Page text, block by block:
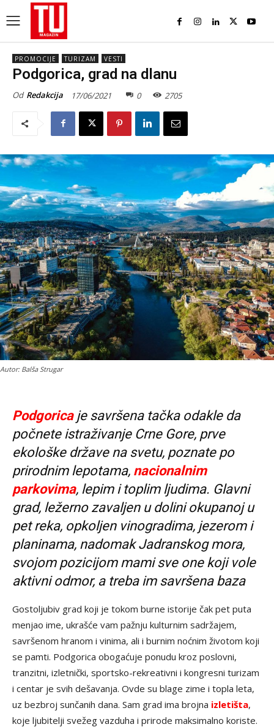
PROMOCIJE TURIZAM VESTI
Podgorica, grad na dlanu
Od Redakcija 17/06/2021 0 2705
Autor: Balša Strugar
Podgoricaje savršena tačka odakle da
počnete istraživanje Crne Gore, prve
ekološke države na svetu, poznate po
prirodnim lepotama, nacionalnim
parkovima, lepim i toplim ljudima. Glavni
grad, ležerno zavaljen u dolini okupanoj u
pet reka, opkoljen vinogradima, jezerom i
planinama, nadomak Jadranskog mora,
svojom pozicijom mami sve one koji vole
aktivni odmor, a treba im savršena baza
Gostoljubiv grad koji je tokom burne istorije čak pet puta
menjao ime, ukrašće vam pažnju kulturnim sadržajem,
savršenom hranom i vinima, ali i burnim noćnim životom koji
se pamti. Podgorica obogaćuje ponudu kroz poslovni,
tranzitni, izletnički, sportsko-rekreativni i kongresni turizam
i centar je svih dešavanja. Ovde su blage zime i topla leta,
uz bezbroj sunčanih dana. Sam grad ima brojna izletišta,
koje ljubitelji svežeg vazduha i prirode maksimalno koriste.